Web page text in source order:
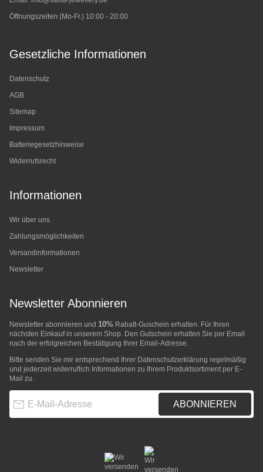
Öffnungszeiten (Mo-Fr.) 10:00 - 20:00
Gesetzliche Informationen
Datenschutz
AGB
Sitemap
Impressum
Batteriegesetzhinweise
Widerrufsrecht
Informationen
Wir über uns
Zahlungsmöglichkeiten
Versandinformationen
Newsletter
Newsletter Abonnieren
Newsletter abonnieren und 10% Rabatt-Guschein erhalten. Für Ihren
nächsten Einkauf in unserem Shop. Den Gutschein erhalten Sie per Email
nach der erfolgreichen Bestätigung Ihrer Email-Adresse.
Bitte senden Sie mir entsprechend Ihrer Datenschutzerklärung regelmäßig
und jederzeit widerruflich Informationen zu Ihrem Produktsortiment per E-
Mail zu.
ABONNIEREN